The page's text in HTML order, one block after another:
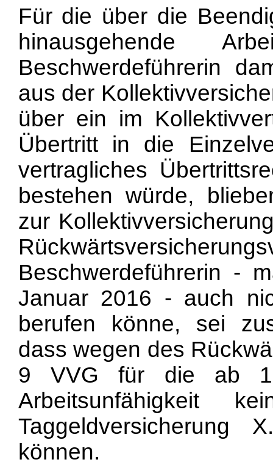
Für die über die
hinausgehende
Beschwerdeführerin
aus der
über ein im
Übertritt in die
vertragliches
bestehen würde,
zur
Beschwerdeführerin -
Januar 2016 - auch
berufen könne, sei
dass wegen des
9 VVG für die ab 1.
Arbeitsunfähigkeit
Taggeldversicherung
können.